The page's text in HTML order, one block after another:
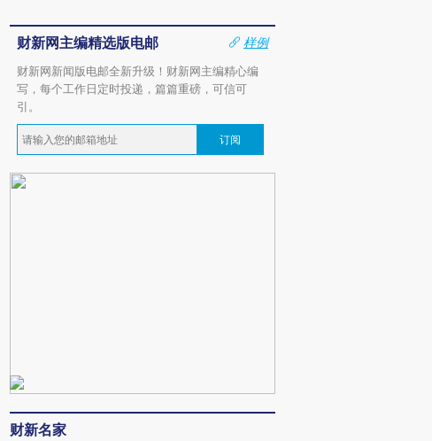
财新网主编精选版电邮
样例
财新网新闻版电邮全新升级！财新网主编精心编
写，每个工作日定时投递，篇篇重磅，可信可
引。
订阅
财新名家